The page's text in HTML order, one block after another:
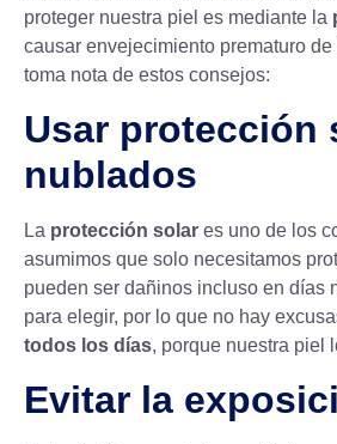
proteger nuestra piel es mediante la
causar envejecimiento prematuro
toma nota de estos consejos:
Usar protección
nublados
La protección solar es uno de los
asumimos que solo necesitamos
pueden ser dañinos incluso en días
para elegir, por lo que no hay
todos los días, porque nuestra piel
Evitar la